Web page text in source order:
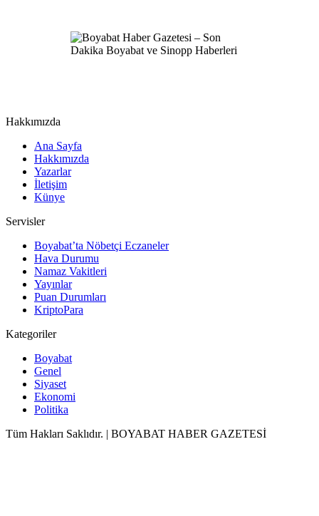
Hakkımızda
Ana Sayfa
Hakkımızda
Yazarlar
İletişim
Künye
Servisler
Boyabat’ta Nöbetçi Eczaneler
Hava Durumu
Namaz Vakitleri
Yayınlar
Puan Durumları
KriptoPara
Kategoriler
Boyabat
Genel
Siyaset
Ekonomi
Politika
Tüm Hakları Saklıdır. | BOYABAT HABER GAZETESİ